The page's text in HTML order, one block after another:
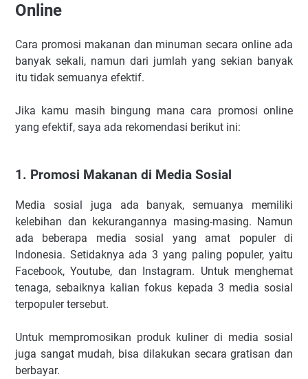
Online
Cara promosi makanan dan minuman secara online ada
banyak sekali, namun dari jumlah yang sekian banyak
itu tidak semuanya efektif.
Jika kamu masih bingung mana cara promosi online
yang efektif, saya ada rekomendasi berikut ini:
1. Promosi Makanan di Media Sosial
Media sosial juga ada banyak, semuanya memiliki
kelebihan dan kekurangannya masing-masing. Namun
ada beberapa media sosial yang amat populer di
Indonesia. Setidaknya ada 3 yang paling populer, yaitu
Facebook, Youtube, dan Instagram. Untuk menghemat
tenaga, sebaiknya kalian fokus kepada 3 media sosial
terpopuler tersebut.
Untuk mempromosikan produk kuliner di media sosial
juga sangat mudah, bisa dilakukan secara gratisan dan
berbayar.